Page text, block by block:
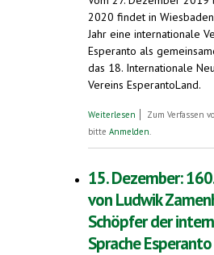
2020 findet in
Jahr eine internationale
Esperanto als
das 18. Internationale
Vereins EsperantoLand.
Weiterlesen über
Knapp 200 Gäste
Zum Verfassen
bitte Anmelden.
15. Dezember:
von Ludwik
Schöpfer der
Sprache Esperanto